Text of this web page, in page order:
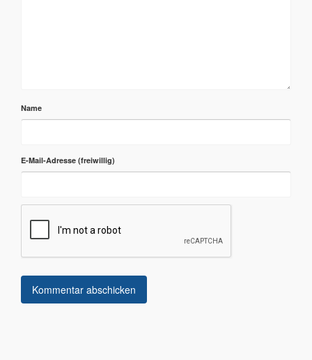
Name
E-Mail-Adresse